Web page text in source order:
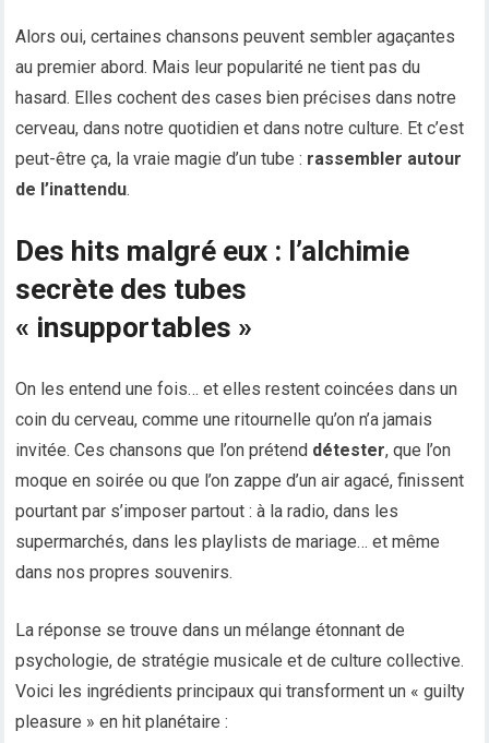
Alors oui, certaines chansons peuvent sembler agaçantes
au premier abord. Mais leur popularité ne tient pas du
hasard. Elles cochent des cases bien précises dans notre
cerveau, dans notre quotidien et dans notre culture. Et c’est
peut-être ça, la vraie magie d’un tube : rassembler autour
de l’inattendu.
Des hits malgré eux : l’alchimie
secrète des tubes
« insupportables »
On les entend une fois… et elles restent coincées dans un
coin du cerveau, comme une ritournelle qu’on n’a jamais
invitée. Ces chansons que l’on prétend détester, que l’on
moque en soirée ou que l’on zappe d’un air agacé, finissent
pourtant par s’imposer partout : à la radio, dans les
supermarchés, dans les playlists de mariage… et même
dans nos propres souvenirs.
La réponse se trouve dans un mélange étonnant de
psychologie, de stratégie musicale et de culture collective.
Voici les ingrédients principaux qui transforment un « guilty
pleasure » en hit planétaire :